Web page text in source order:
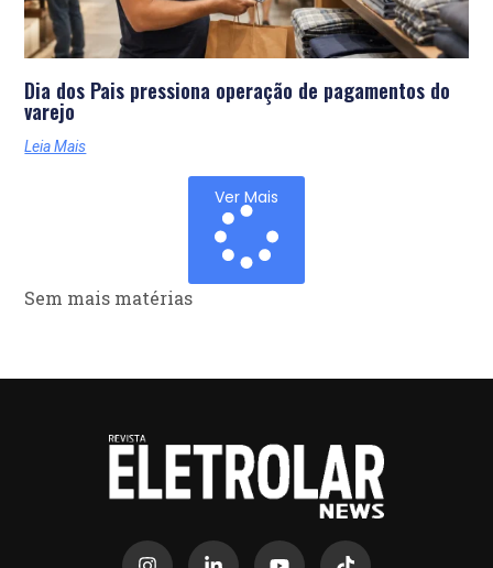
Dia dos Pais pressiona operação de pagamentos do
varejo
Leia Mais
Ver Mais
Sem mais matérias